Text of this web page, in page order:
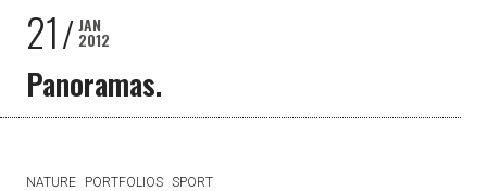
21 JAN
2012
Panoramas.
NATURE PORTFOLIOS SPORT